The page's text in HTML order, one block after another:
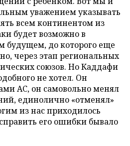
уважением указывать
всем континентом из
будет возможно в
будущем, до которого еще
через этап региональных
союзов. Но Каддафи
не хотел. Он
АС, он самовольно менял
единолично «отменял»
из нас приходилось
его ошибки бывало